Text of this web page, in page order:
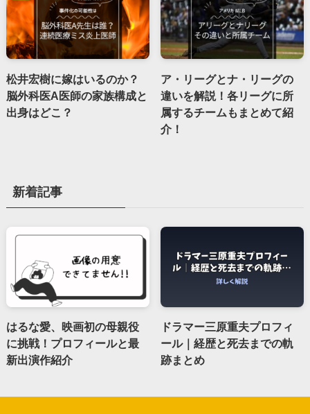
松井宏樹に嫁はいるのか？
脳外科医A医師の家族構成と
出身はどこ？
ア・リーグとナ・リーグの
違いを解説！各リーグに所
属するチームもまとめて紹
介！
新着記事
はるな愛、映画初の母親役
に挑戦！プロフィールと最
新出演作紹介
ドラマー三原重夫プロフィ
ール｜経歴と死去までの軌
跡まとめ